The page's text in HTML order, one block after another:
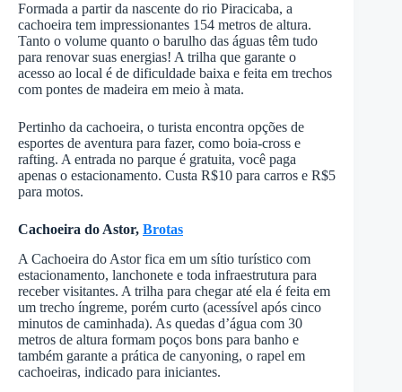
Formada a partir da nascente do rio Piracicaba, a
cachoeira tem impressionantes 154 metros de altura.
Tanto o volume quanto o barulho das águas têm tudo
para renovar suas energias! A trilha que garante o
acesso ao local é de dificuldade baixa e feita em trechos
com pontes de madeira em meio à mata.
Pertinho da cachoeira, o turista encontra opções de
esportes de aventura para fazer, como boia-cross e
rafting. A entrada no parque é gratuita, você paga
apenas o estacionamento. Custa R$10 para carros e R$5
para motos.
Cachoeira do Astor, Brotas
A Cachoeira do Astor fica em um sítio turístico com
estacionamento, lanchonete e toda infraestrutura para
receber visitantes. A trilha para chegar até ela é feita em
um trecho íngreme, porém curto (acessível após cinco
minutos de caminhada). As quedas d’água com 30
metros de altura formam poços bons para banho e
também garante a prática de canyoning, o rapel em
cachoeiras, indicado para iniciantes.